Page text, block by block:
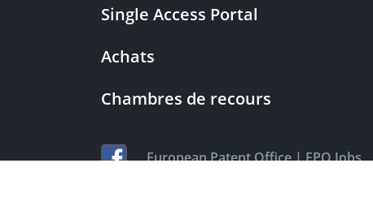
Single Access Portal
Achats
Chambres de recours
European Patent Office|EPO Jobs